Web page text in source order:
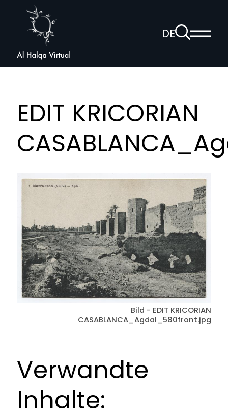
Halqa
DEZur
Suchseite
EDIT KRICORIAN
Bild - EDIT KRICORIAN
CASABLANCA_Agdal_580front.jpg
Verwandte
Inhalte: